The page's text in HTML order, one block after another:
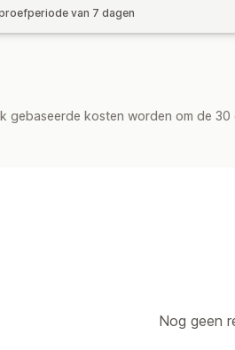
van 7 dagen
gebaseerde kosten worden om de
Nog geen